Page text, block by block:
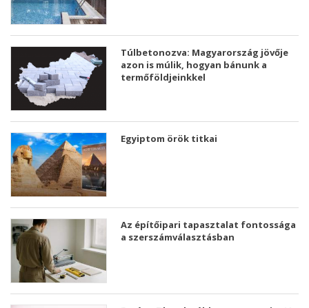
Túlbetonozva: Magyarország jövője
azon is múlik, hogyan bánunk a
termőföldjeinkkel
Egyiptom örök titkai
Az építőipari tapasztalat fontossága
a szerszámválasztásban